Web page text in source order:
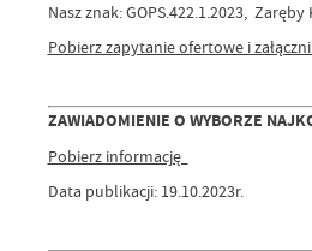
Nasz znak: GOPS.422.1.2023,
Pobierz zapytanie ofertowe i
ZAWIADOMIENIE O WYBORZE
Pobierz informację
Data publikacji: 19.10.2023r.